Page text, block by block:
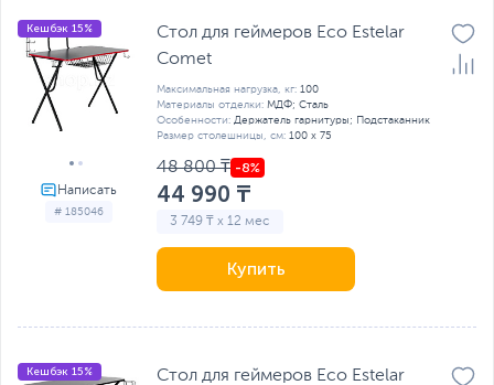
# 185046
Кешбэк 15%
Стол для геймеров Eco Estelar
Cоmet
Максимальная нагрузка, кг: 100
Материалы отделки: МДФ; Сталь
Особенности: Держатель гарнитуры; Подстаканник
Размер столешницы, см: 100 x 75
48 800 ₸
44 990 ₸
3 749 ₸ x 12 мес
Купить
Кешбэк 15%
Стол для геймеров Eco Estelar